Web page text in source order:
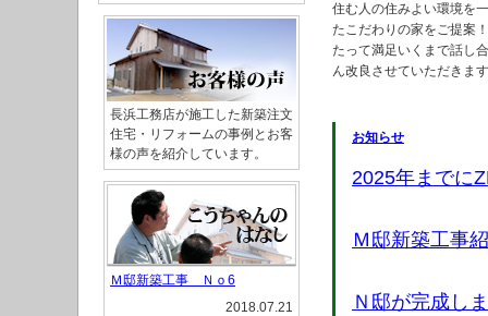
住む人の住みよい環境を
たこだわりの家をご提案
たって満足いくまで話し
ん改良させていただきま
お知らせ
2025年までに
Ｍ邸新築工事
Ｎ邸が完成し
長浜工務店が施工した新築注文
住宅・リフォームの事例とお客
様の声を紹介しています。
Ｍ邸新築工事 Ｎｏ6
2018.07.21